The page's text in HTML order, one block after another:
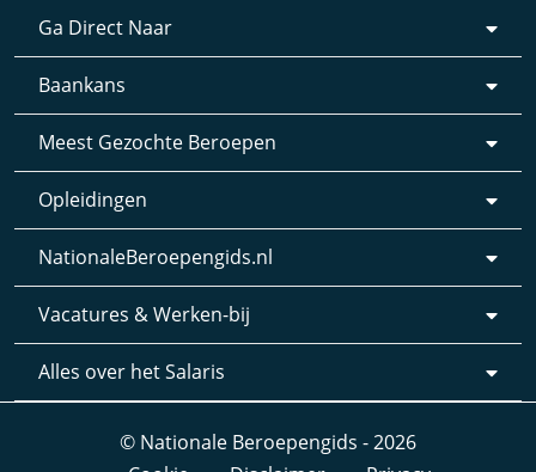
Ga Direct Naar
Baankans
Meest Gezochte Beroepen
Opleidingen
NationaleBeroepengids.nl
Vacatures & Werken-bij
Alles over het Salaris
© Nationale Beroepengids - 2026